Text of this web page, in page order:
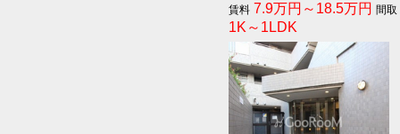
7.9万円～18.5万円
1K～1LDK